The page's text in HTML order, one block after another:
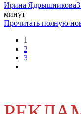
Ирина Ядрышникова
минут
Прочитать полную
1
2
3